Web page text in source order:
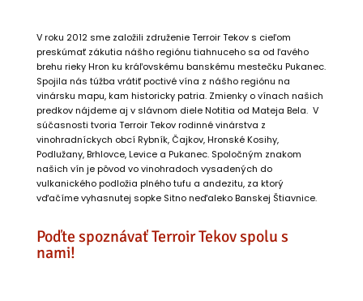
V roku 2012 sme založili združenie Terroir Tekov s cieľom
preskúmať zákutia nášho regiónu tiahnuceho sa od ľavého
brehu rieky Hron ku kráľovskému banskému mestečku Pukanec.
Spojila nás túžba vrátiť poctivé vína z nášho regiónu na
vinársku mapu, kam historicky patria. Zmienky o vínach našich
predkov nájdeme aj v slávnom diele Notitia od Mateja Bela. V
súčasnosti tvoria Terroir Tekov rodinné vinárstva z
vinohradníckych obcí Rybník, Čajkov, Hronské Kosihy,
Podlužany, Brhlovce, Levice a Pukanec. Spoločným znakom
našich vín je pôvod vo vinohradoch vysadených do
vulkanického podložia plného tufu a andezitu, za ktorý
vďačíme vyhasnutej sopke Sitno neďaleko Banskej Štiavnice.
Poďte spoznávať Terroir Tekov spolu s
nami!